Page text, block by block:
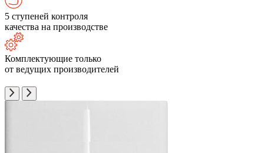
5 ступеней контроля
качества на производстве
Комплектующие только
от ведущих производителей